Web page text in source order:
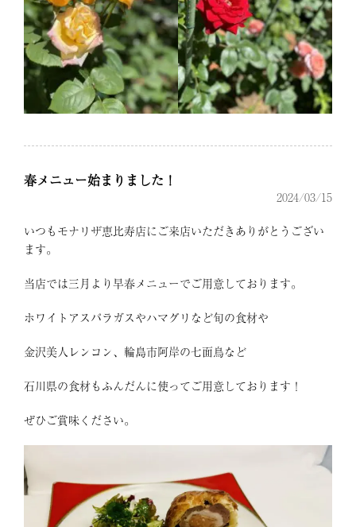
春メニュー始まりました！
2024/03/15
いつもモナリザ恵比寿店にご来店いただきありがとうござい
ます。
当店では三月より早春メニューでご用意しております。
ホワイトアスパラガスやハマグリなど旬の食材や
金沢美人レンコン、輪島市阿岸の七面鳥など
石川県の食材もふんだんに使ってご用意しております！
ぜひご賞味ください。